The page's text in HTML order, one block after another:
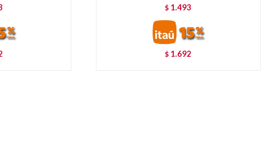
$ 1.493
$ 1.692